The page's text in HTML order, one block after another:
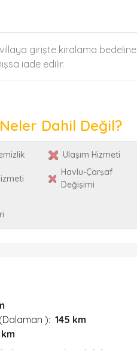
girişte kiralama bedeline
iade edilir.
Dahil Değil?
Ulaşım Hizmeti
Havlu-Çarşaf
Değişimi
(Dalaman ):145 km
km